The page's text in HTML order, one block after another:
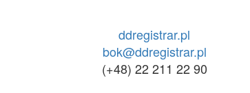
ddregistrar.pl
bok@ddregistrar.pl
(+48) 22 211 22 90